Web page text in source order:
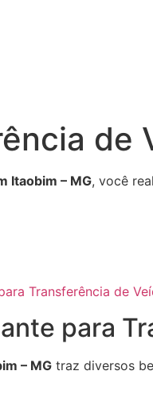
de
Itaobim – MG, você
Transferência de
para
– MG traz diversos